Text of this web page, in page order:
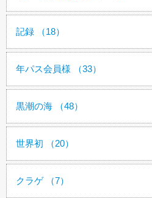
記録 （18）
年パス会員様 （33）
黒潮の海 （48）
世界初 （20）
クラゲ （7）